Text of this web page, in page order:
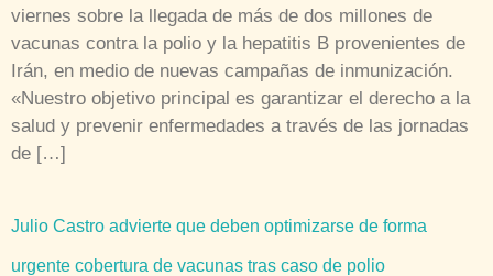
viernes sobre la llegada de más de dos millones de
vacunas contra la polio y la hepatitis B provenientes de
Irán, en medio de nuevas campañas de inmunización.
«Nuestro objetivo principal es garantizar el derecho a la
salud y prevenir enfermedades a través de las jornadas
de […]
Julio Castro advierte que deben optimizarse de forma
urgente cobertura de vacunas tras caso de polio